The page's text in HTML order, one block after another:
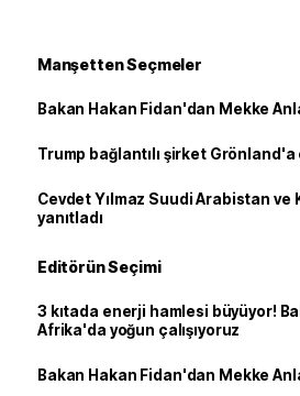
Manşetten Seçmeler
Bakan Hakan Fidan'dan Mekke
Trump bağlantılı şirket Grönland'a
Cevdet Yılmaz Suudi Arabistan ve
yanıtladı
Editörün Seçimi
3 kıtada enerji hamlesi büyüyor!
Afrika'da yoğun çalışıyoruz
Bakan Hakan Fidan'dan Mekke